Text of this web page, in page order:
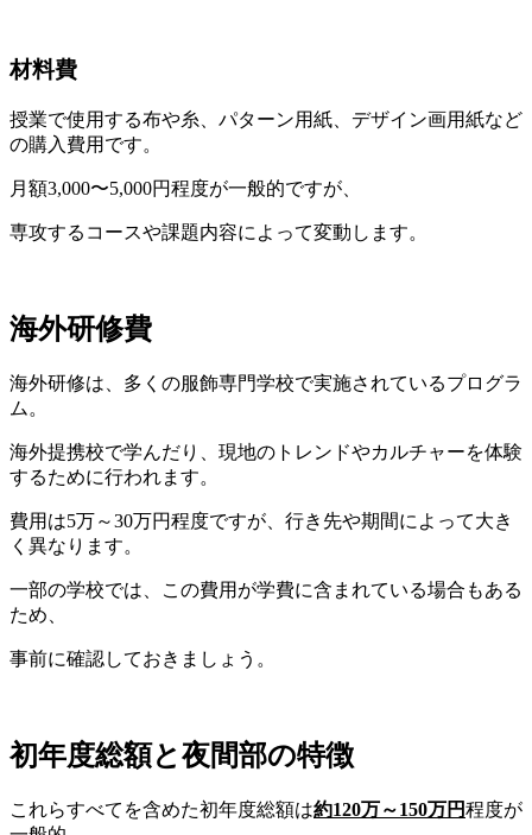
材料費
授業で使用する布や糸、パターン用紙、デザイン画用紙など
の購入費用です。
月額3,000〜5,000円程度が一般的ですが、
専攻するコースや課題内容によって変動します。
海外研修費
海外研修は、多くの服飾専門学校で実施されているプログラ
ム。
海外提携校で学んだり、現地のトレンドやカルチャーを体験
するために行われます。
費用は5万～30万円程度ですが、行き先や期間によって大き
く異なります。
一部の学校では、この費用が学費に含まれている場合もある
ため、
事前に確認しておきましょう。
初年度総額と夜間部の特徴
これらすべてを含めた初年度総額は約120万～150万円程度が